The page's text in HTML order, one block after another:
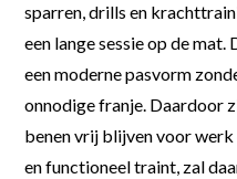
sparren, drills en
een lange sessie op de
een moderne pasvorm
onnodige franje. Daardoor
benen vrij blijven voor
en functioneel traint, zal